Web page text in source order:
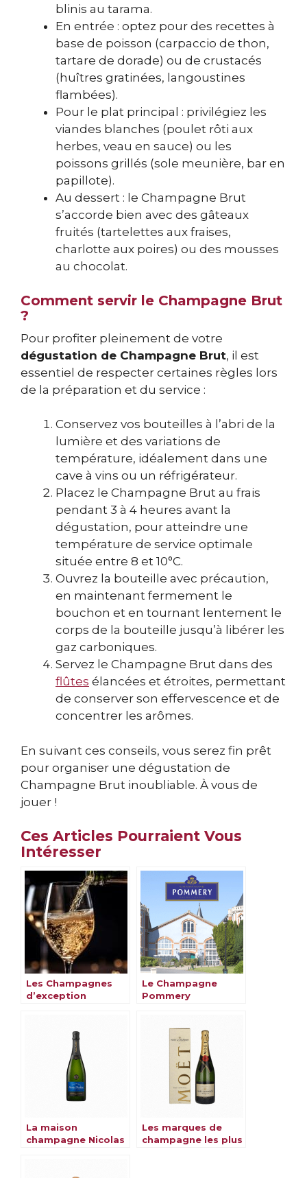
blinis au tarama.
En entrée : optez pour des recettes à
base de poisson (carpaccio de thon,
tartare de dorade) ou de crustacés
(huîtres gratinées, langoustines
flambées).
Pour le plat principal : privilégiez les
viandes blanches (poulet rôti aux
herbes, veau en sauce) ou les
poissons grillés (sole meunière, bar en
papillote).
Au dessert : le Champagne Brut
s’accorde bien avec des gâteaux
fruités (tartelettes aux fraises,
charlotte aux poires) ou des mousses
au chocolat.
Comment servir le Champagne Brut
?
Pour profiter pleinement de votre
dégustation de Champagne Brut, il est
essentiel de respecter certaines règles lors
de la préparation et du service :
Conservez vos bouteilles à l’abri de la
lumière et des variations de
température, idéalement dans une
cave à vins ou un réfrigérateur.
Placez le Champagne Brut au frais
pendant 3 à 4 heures avant la
dégustation, pour atteindre une
température de service optimale
située entre 8 et 10°C.
Ouvrez la bouteille avec précaution,
en maintenant fermement le
bouchon et en tournant lentement le
corps de la bouteille jusqu’à libérer les
gaz carboniques.
Servez le Champagne Brut dans des
flûtes élancées et étroites, permettant
de conserver son effervescence et de
concentrer les arômes.
En suivant ces conseils, vous serez fin prêt
pour organiser une dégustation de
Champagne Brut inoubliable. À vous de
jouer !
Ces Articles Pourraient Vous
Intéresser
Les Champagnes
d’exception
Le Champagne
Pommery
La maison
champagne Nicolas
Les marques de
champagne les plus